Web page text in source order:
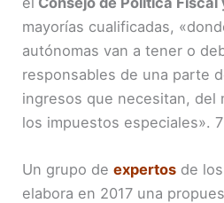
mayorías cualificadas,
autónomas van a tener o
responsables de una parte
ingresos que necesitan, del
los impuestos especiales».
Un grupo deexpertos de
elabora en 2017 una